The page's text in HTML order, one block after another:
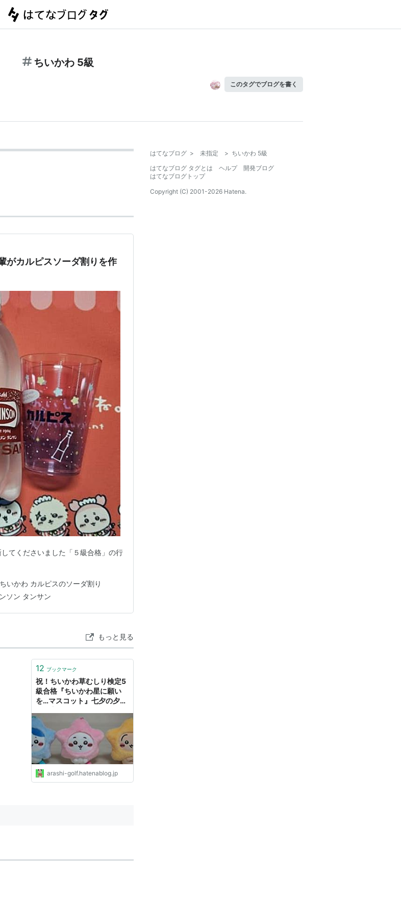
ちいかわ 5級
このタグでブログを書く
がカルピスソーダ割りを作
てくださいました「５級合格」の行
ちいかわ カルピスのソーダ割り
ソン タンサン
もっと見る
12 ブックマーク
祝！ちいかわ草むしり検定5
級合格『ちいかわ星に願い
を…マスコット』七夕の夕べ
の日々２
arashi-golf.hatenablog.jp
はてなブログ > 未指定 > ちいかわ 5級
はてなブログ タグとは
ヘルプ
開発ブログ
はてなブログトップ
Copyright (C) 2001-2026 Hatena.